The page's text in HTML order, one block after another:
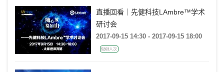
直播回看｜先健科技LAmbre™学术
研讨会
2017-09-15 14:30 - 2017-09-15 18:00
5263人次